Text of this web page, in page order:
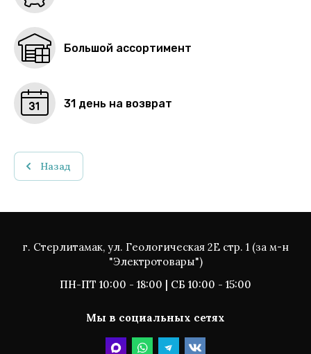
Большой ассортимент
31 день на возврат
Назад
г. Стерлитамак, ул. Геологическая 2Е стр. 1 (за м-н
"Электротовары")
ПН-ПТ 10:00 - 18:00 | СБ 10:00 - 15:00
Мы в социальных сетях